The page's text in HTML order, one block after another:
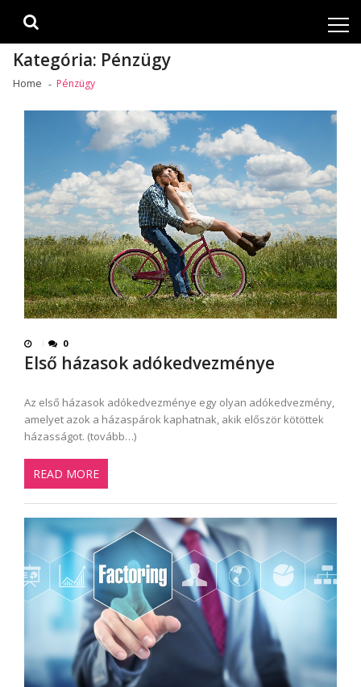
Kategória: Pénzügy
Home Pénzügy
0
Első házasok adókedvezménye
Az első házasok adókedvezménye egy olyan adókedvezmény,
amelyet azok a házaspárok kaphatnak, akik először kötöttek
házasságot. (tovább…)
READ MORE